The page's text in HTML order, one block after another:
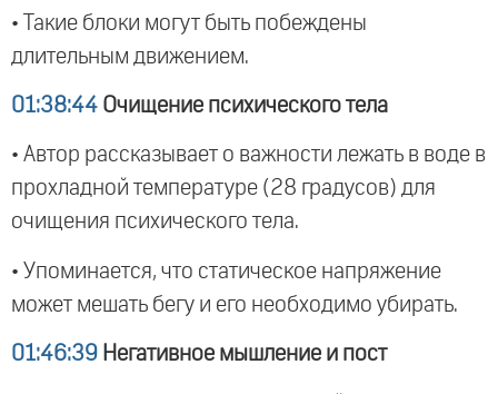
• Такие блоки могут быть побеждены
длительным движением.
01:38:44 Очищение психического тела
• Автор рассказывает о важности лежать в воде в
прохладной температуре (28 градусов) для
очищения психического тела.
• Упоминается, что статическое напряжение
может мешать бегу и его необходимо убирать.
01:46:39 Негативное мышление и пост